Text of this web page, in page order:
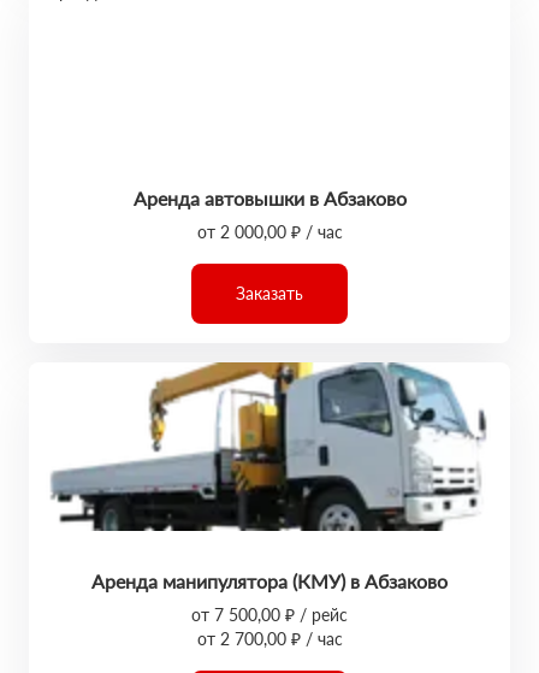
Аренда автовышки в Абзаково
от 2 000,00 ₽ / час
Заказать
Аренда манипулятора (КМУ) в Абзаково
от 7 500,00 ₽ / рейс
от 2 700,00 ₽ / час